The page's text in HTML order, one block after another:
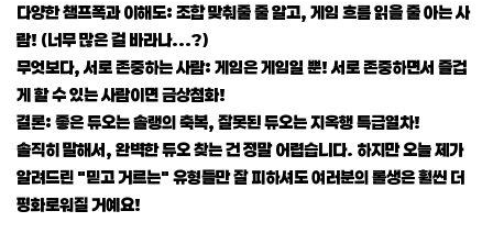
다양한 챔프폭과 이해도: 조합 맞춰줄 줄 알고, 게임 흐름 읽을 줄 아는 사
람! (너무 많은 걸 바라나...?)
무엇보다, 서로 존중하는 사람: 게임은 게임일 뿐! 서로 존중하면서 즐겁
게 할 수 있는 사람이면 금상첨화!
결론: 좋은 듀오는 솔랭의 축복, 잘못된 듀오는 지옥행 특급열차!
솔직히 말해서, 완벽한 듀오 찾는 건 정말 어렵습니다. 하지만 오늘 제가
알려드린 "믿고 거르는" 유형들만 잘 피하셔도 여러분의 롤생은 훨씬 더
평화로워질 거예요!